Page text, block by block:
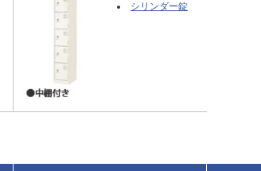
シリンダー錠